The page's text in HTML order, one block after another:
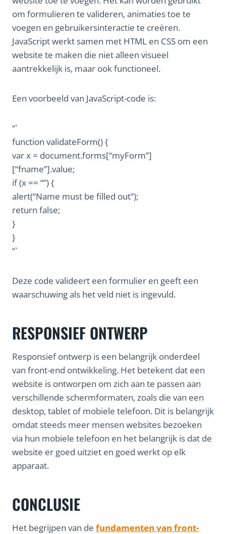
om formulieren te valideren, animaties toe te
voegen en gebruikersinteractie te creëren.
JavaScript werkt samen met HTML en CSS om een
website te maken die niet alleen visueel
aantrekkelijk is, maar ook functioneel.
Een voorbeeld van JavaScript-code is:
“`
function validateForm() {
var x = document.forms[“myForm”]
[“fname”].value;
if (x == “”) {
alert(“Name must be filled out”);
return false;
}
}
“`
Deze code valideert een formulier en geeft een
waarschuwing als het veld niet is ingevuld.
RESPONSIEF ONTWERP
Responsief ontwerp is een belangrijk onderdeel
van front-end ontwikkeling. Het betekent dat een
website is ontworpen om zich aan te passen aan
verschillende schermformaten, zoals die van een
desktop, tablet of mobiele telefoon. Dit is belangrijk
omdat steeds meer mensen websites bezoeken
via hun mobiele telefoon en het belangrijk is dat de
website er goed uitziet en goed werkt op elk
apparaat.
CONCLUSIE
Het begrijpen van de fundamenten van front-